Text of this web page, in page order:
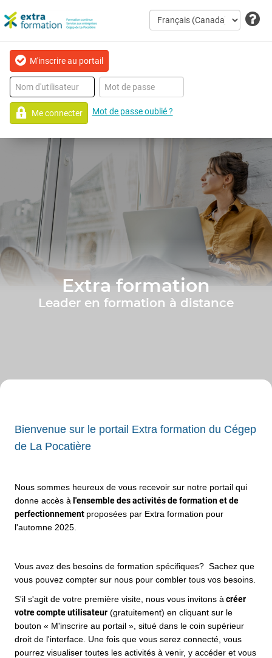
Me connecter Mot de passe oublié ?
M'inscrire au portail
Extra formation
Leader en formation à distance
Bienvenue sur le portail Extra formation du Cégep
de La Pocatière
Nous sommes heureux de vous recevoir sur notre portail qui
donne accès à l'ensemble desactivités de formation et de
perfectionnement proposées par Extra formation pour
l'automne 2025.
Vous avez des besoins de formation spécifiques? Sachez que
vous pouvez compter sur nous pour combler tous vos besoins.
S'il s'agit de votre première visite, nous vous invitons à créer
votre compte utilisateur (gratuitement) en cliquant sur le
bouton « M'inscrire au portail », situé dans le coin supérieur
droit de l'interface. Une fois que vous serez connecté, vous
pourrez visualiser toutes les activités à venir, y accéder et vous